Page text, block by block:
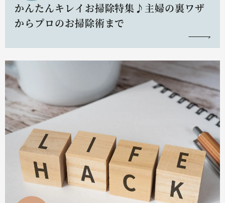
かんたんキレイお掃除特集♪主婦の裏ワザ
からプロのお掃除術まで